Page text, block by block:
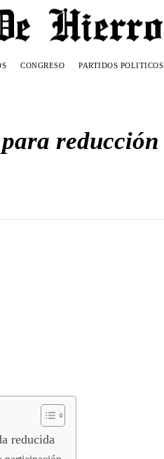
CONGRESO PARTIDOS POLITICOS
reducción
reducida